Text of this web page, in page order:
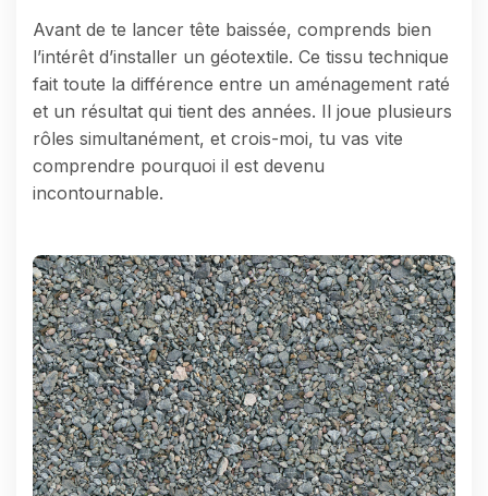
Avant de te lancer tête baissée, comprends bien
l’intérêt d’installer un géotextile. Ce tissu technique
fait toute la différence entre un aménagement raté
et un résultat qui tient des années. Il joue plusieurs
rôles simultanément, et crois-moi, tu vas vite
comprendre pourquoi il est devenu
incontournable.